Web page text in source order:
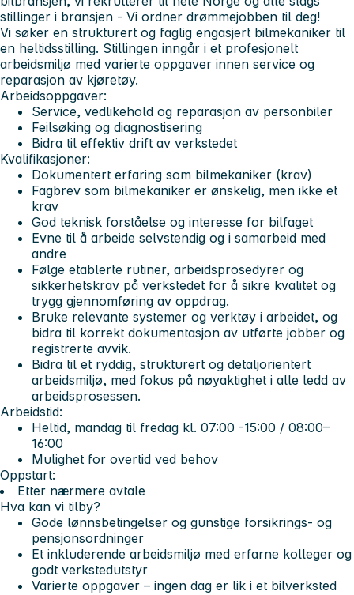
stillinger i bransjen - Vi ordner drømmejobben til deg!
Vi søker en strukturert og faglig engasjert bilmekaniker til
en heltidsstilling. Stillingen inngår i et profesjonelt
arbeidsmiljø med varierte oppgaver innen service og
reparasjon av kjøretøy.
Arbeidsoppgaver:
Service, vedlikehold og reparasjon av personbiler
Feilsøking og diagnostisering
Bidra til effektiv drift av verkstedet
Kvalifikasjoner:
Dokumentert erfaring som bilmekaniker (krav)
Fagbrev som bilmekaniker er ønskelig, men ikke et
krav
God teknisk forståelse og interesse for bilfaget
Evne til å arbeide selvstendig og i samarbeid med
andre
Følge etablerte rutiner, arbeidsprosedyrer og
sikkerhetskrav på verkstedet for å sikre kvalitet og
trygg gjennomføring av oppdrag.
Bruke relevante systemer og verktøy i arbeidet, og
bidra til korrekt dokumentasjon av utførte jobber og
registrerte avvik.
Bidra til et ryddig, strukturert og detaljorientert
arbeidsmiljø, med fokus på nøyaktighet i alle ledd av
arbeidsprosessen.
Arbeidstid:
Heltid, mandag til fredag kl. 07:00 -15:00 / 08:00–
16:00
Mulighet for overtid ved behov
Oppstart:
Etter nærmere avtale
Hva kan vi tilby?
Gode lønnsbetingelser og gunstige forsikrings- og
pensjonsordninger
Et inkluderende arbeidsmiljø med erfarne kolleger og
godt verkstedutstyr
Varierte oppgaver – ingen dag er lik i et bilverksted